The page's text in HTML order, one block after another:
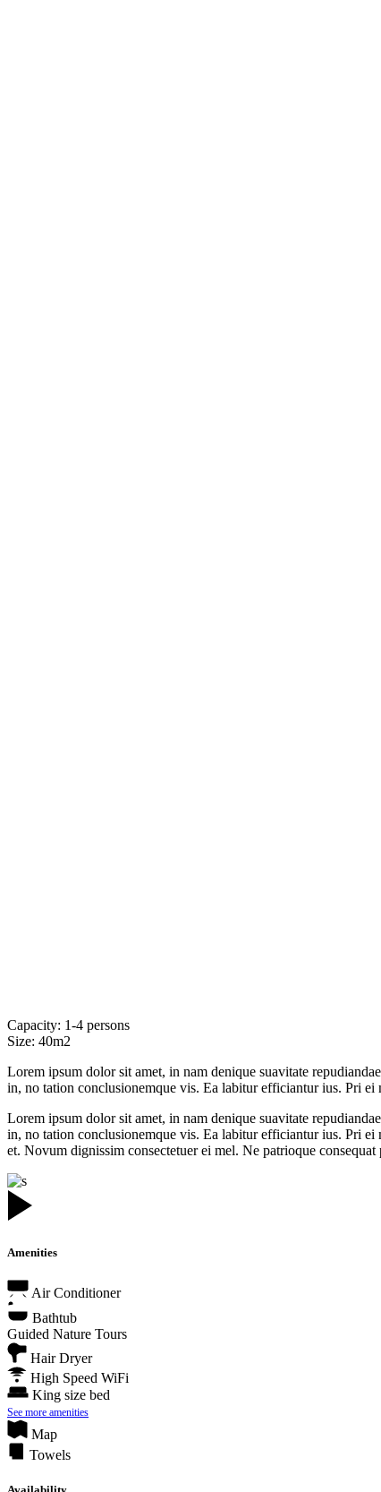
Capacity: 1-4 persons
Size: 40m2
Lorem ipsum dolor sit amet, in nam denique suavitate
in, no tation conclusionemque vis. Ea labitur efficiantur ius. Pri ei
Lorem ipsum dolor sit amet, in nam denique suavitate
in, no tation conclusionemque vis. Ea labitur efficiantur ius. Pri ei
et. Novum dignissim consectetuer ei mel. Ne patrioque
Amenities
Air Conditioner
Bathtub
Guided Nature Tours
Hair Dryer
High Speed WiFi
King size bed
See more amenities
Map
Towels